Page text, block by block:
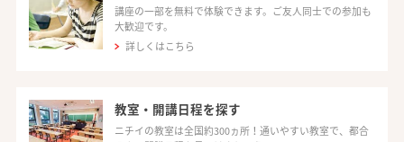
講座の一部を無料で体験できます。ご友人同士での参加も
大歓迎です。
詳しくはこちら
教室・開講日程を探す
ニチイの教室は全国約300ヵ所！通いやすい教室で、都合